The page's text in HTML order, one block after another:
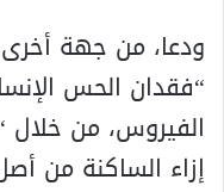
ودعا، من جهة
“فقدان الحس
الفيروس، من خلال
إزاء الساكنة من